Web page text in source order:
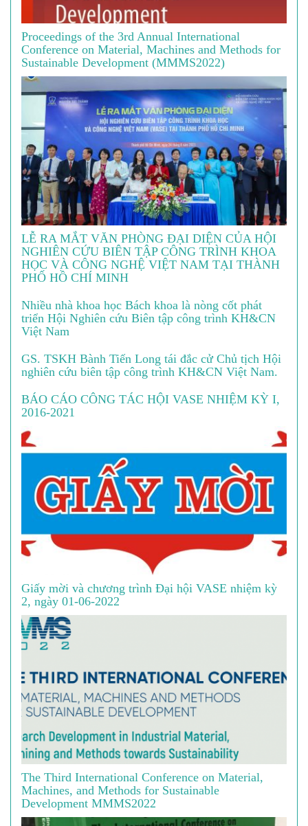
Proceedings of the 3rd Annual International
Conference on Material, Machines and Methods for
Sustainable Development (MMMS2022)
LỄ RA MẮT VĂN PHÒNG ĐẠI DIỆN CỦA HỘI
NGHIÊN CỨU BIÊN TẬP CÔNG TRÌNH KHOA
HỌC VÀ CÔNG NGHỆ VIỆT NAM TẠI THÀNH
PHỐ HỒ CHÍ MINH
Nhiều nhà khoa học Bách khoa là nòng cốt phát
triển Hội Nghiên cứu Biên tập công trình KH&CN
Việt Nam
GS. TSKH Bành Tiến Long tái đắc cử Chủ tịch Hội
nghiên cứu biên tập công trình KH&CN Việt Nam.
BÁO CÁO CÔNG TÁC HỘI VASE NHIỆM KỲ I,
2016-2021
Giấy mời và chương trình Đại hội VASE nhiệm kỳ
2, ngày 01-06-2022
The Third International Conference on Material,
Machines, and Methods for Sustainable
Development MMMS2022